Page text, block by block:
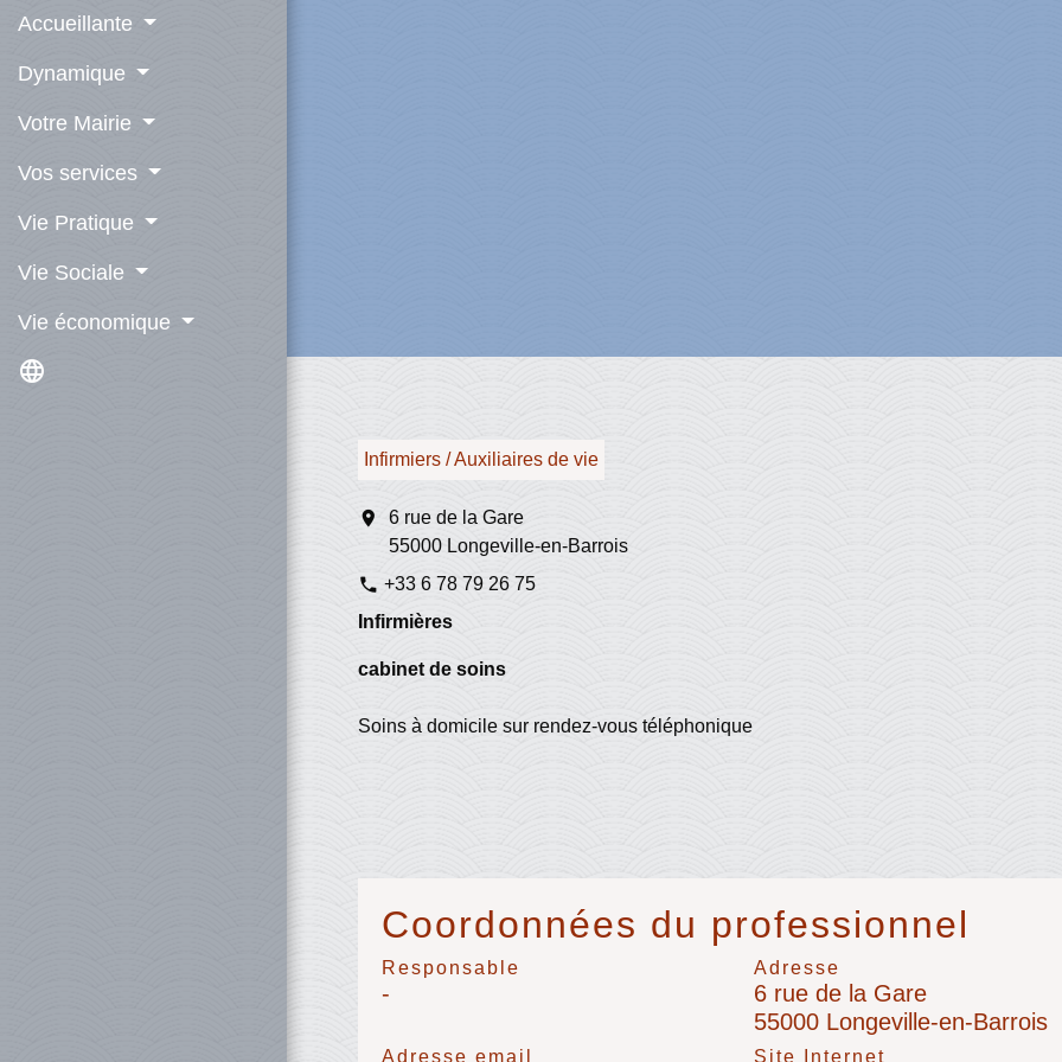
Accueillante
Dynamique
Votre Mairie
Vos services
Vie Pratique
Vie Sociale
Vie économique
language
Infirmiers / Auxiliaires de vie
location_on
6 rue de la Gare
55000 Longeville-en-Barrois
phone +33 6 78 79 26 75
Infirmières
cabinet de soins
Soins à domicile sur rendez-vous téléphonique
Coordonnées du professionnel
Responsable
-
Adresse
6 rue de la Gare
55000 Longeville-en-Barrois
Adresse email Site Internet